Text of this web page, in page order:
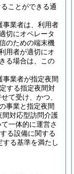
ことができる通
事業者は、利用者
切にオペレータ
のための端末機
用者が適切にオ
る場合は、この
業者が指定夜間
する指定夜間対
て受け、かつ、
事業と指定夜間
間対応型訪問介護
一体的に運営さ
る設備に関する
する基準を満たし